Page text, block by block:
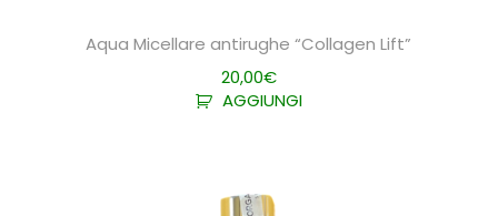
Aqua Micellare antirughe “Collagen Lift”
20,00€
AGGIUNGI